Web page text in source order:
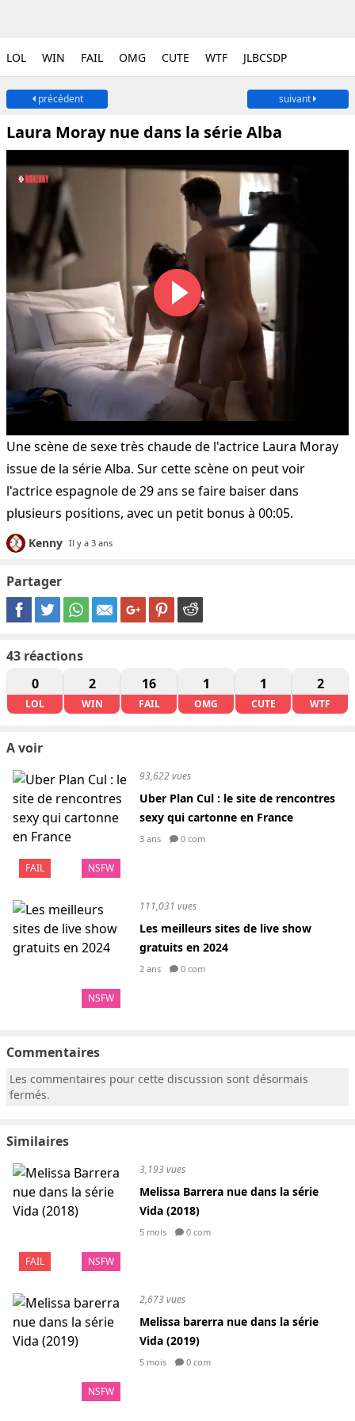
LOL WIN FAIL OMG CUTE WTF JLBCSDP
précédent suivant
Laura Moray nue dans la série Alba
Une scène de sexe très chaude de l'actrice Laura Moray
issue de la série Alba. Sur cette scène on peut voir
l'actrice espagnole de 29 ans se faire baiser dans
plusieurs positions, avec un petit bonus à 00:05.
Kenny Il y a 3 ans
Partager
43 réactions
0
LOL
2
WIN
16
FAIL
1
OMG
1
CUTE
2
WTF
A voir
FAIL NSFW
93,622 vues
Uber Plan Cul : le site de rencontres
sexy qui cartonne en France
3 ans 0 com
NSFW
111,031 vues
Les meilleurs sites de live show
gratuits en 2024
2 ans 0 com
Commentaires
Les commentaires pour cette discussion sont désormais
fermés.
Similaires
FAIL NSFW
3,193 vues
Melissa Barrera nue dans la série
Vida (2018)
5 mois 0 com
NSFW
2,673 vues
Melissa barerra nue dans la série
Vida (2019)
5 mois 0 com